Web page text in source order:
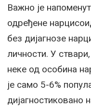
Важно је
одређене
без дијагнозе
личности. У
неке од особина
је само 5-6%
дијагностиковано